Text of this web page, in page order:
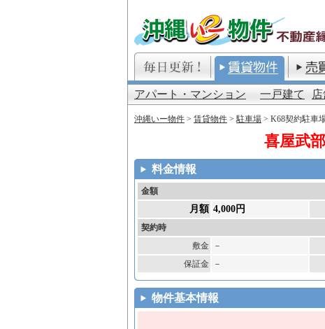
アパート・マンション 一戸建て
沖縄いー物件 > 賃貸物件 >駐車場 > K68契約駐車
喜屋武
料金情報
金額
月額 4,000円
契約時
敷金
－
保証金
－
物件基本情報